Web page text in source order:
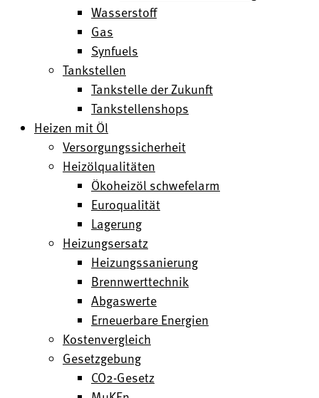
Wasserstoff
Gas
Synfuels
Tankstellen
Tankstelle der Zukunft
Tankstellenshops
Heizen mit Öl
Versorgungssicherheit
Heizölqualitäten
Ökoheizöl schwefelarm
Euroqualität
Lagerung
Heizungsersatz
Heizungssanierung
Brennwerttechnik
Abgaswerte
Erneuerbare Energien
Kostenvergleich
Gesetzgebung
CO2-Gesetz